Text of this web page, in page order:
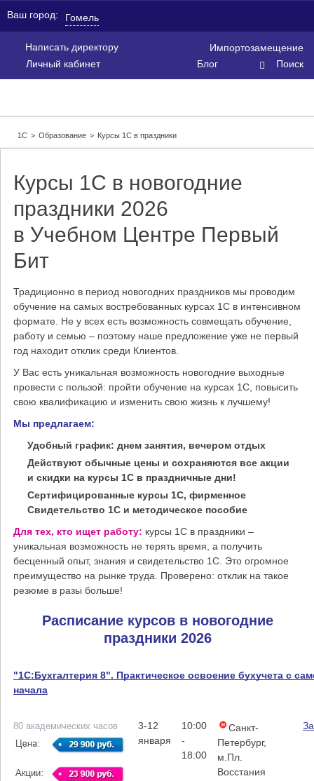
Написать директору
Блог
Импортозамещение
Личный кабинет
Ваш город: Гомель
Поиск
1С > Образование > Курсы 1С в праздники
Курсы 1С в новогодние
праздники 2026
в Учебном Центре Первый
Бит
Традиционно в период новогодних праздников мы проводим
обучение на самых востребованных курсах 1С в интенсивном
формате. Не у всех есть возможность совмещать обучение,
работу и семью – поэтому наше предложение уже не первый
год находит отклик среди Клиентов.
У Вас есть уникальная возможность новогодние выходные
провести с пользой: пройти обучение на курсах 1С, повысить
свою квалификацию и изменить свою жизнь к лучшему!
Мы предлагаем:
Удобный график: днем занятия, вечером отдых
Действуют обычные цены и сохраняются все акции
и скидки на курсы 1С в праздничные дни!
Сертифицированные курсы 1С, фирменное
Свидетельство 1С и методическое пособие
Для тех, кто ищет работу: курсы 1С в праздники –
уникальная возможность не терять время, а получить
бесценный опыт, знания и свидетельство 1С. Это огромное
преимущество на рынке труда. Проверено: отклик на такое
резюме в разы больше!
Расписание курсов в новогодние
праздники 2026
"1С:Бухгалтерия 8". Практическое освоение бухучета с
начала
80 академических часов
3-12
января
10:00
-
18:00
Санкт-
Петербург,
м.Пл.
Восстания